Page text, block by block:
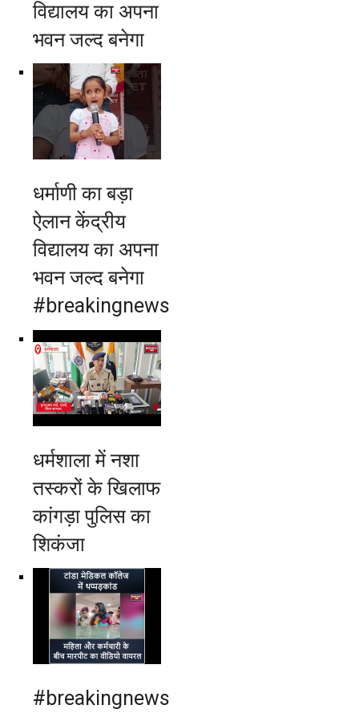
विद्यालय का अपना
भवन जल्द बनेगा
धर्माणी का बड़ा
ऐलान केंद्रीय
विद्यालय का अपना
भवन जल्द बनेगा
#breakingnews
धर्मशाला में नशा
तस्करों के खिलाफ
कांगड़ा पुलिस का
शिकंजा
#breakingnews